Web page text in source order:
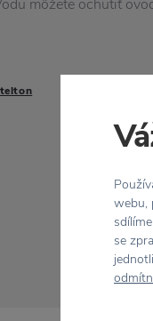
môžete ochutiť
webu,
se